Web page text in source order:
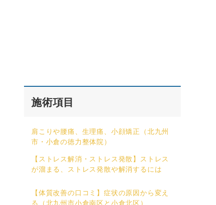
施術項目
肩こりや腰痛、生理痛、小顔矯正（北九州
市・小倉の徳力整体院）
【ストレス解消・ストレス発散】ストレス
が溜まる、ストレス発散や解消するには
【体質改善の口コミ】症状の原因から変え
る（北九州市小倉南区と小倉北区）